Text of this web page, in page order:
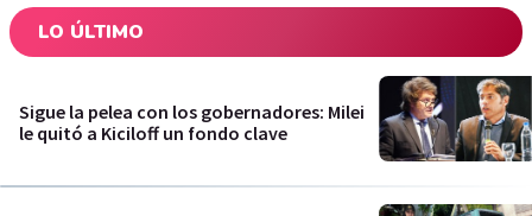
LO ÚLTIMO
Sigue la pelea con los gobernadores: Milei
le quitó a Kiciloff un fondo clave